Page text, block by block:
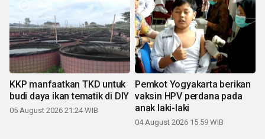
KKP manfaatkan TKD untuk
budi daya ikan tematik di DIY
05 August 2026 21:24 WIB
Pemkot Yogyakarta berikan
vaksin HPV perdana pada
anak laki-laki
04 August 2026 15:59 WIB